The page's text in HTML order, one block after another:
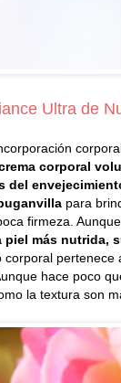
Ultra de
corporal
del
para
firmeza.
piel más nutrida,
corporal pertenece
hace poco
la textura son